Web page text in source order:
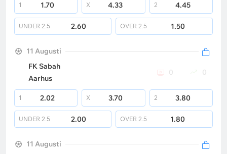
1 1.70 X 4.33 2 4.45
UNDER 2.5 2.60 OVER 2.5 1.50
11 Augusti
FK Sabah
Aarhus
0 0
1 2.02 X 3.70 2 3.80
UNDER 2.5 2.00 OVER 2.5 1.80
11 Augusti